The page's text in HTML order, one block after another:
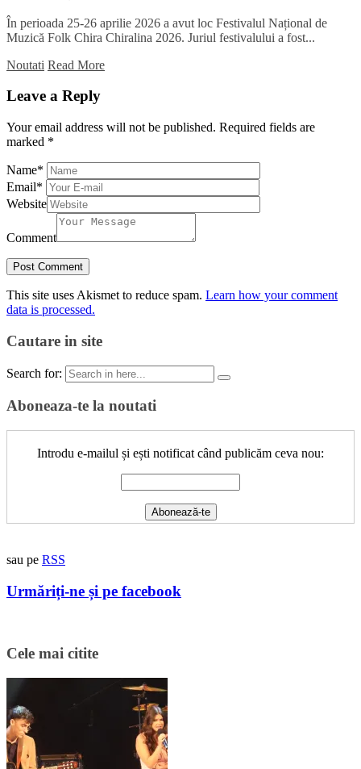
În perioada 25-26 aprilie 2026 a avut loc Festivalul Național de
Muzică Folk Chira Chiralina 2026. Juriul festivalului a fost...
Noutati Read More
Leave a Reply
Your email address will not be published. Required fields are
marked *
Name*
Email*
Website
Comment
This site uses Akismet to reduce spam. Learn how your comment
data is processed.
Cautare in site
Search for:
Aboneaza-te la noutati
Introdu e-mailul și ești notificat când publicăm ceva nou:
sau pe RSS
Urmăriți-ne și pe facebook
Cele mai citite